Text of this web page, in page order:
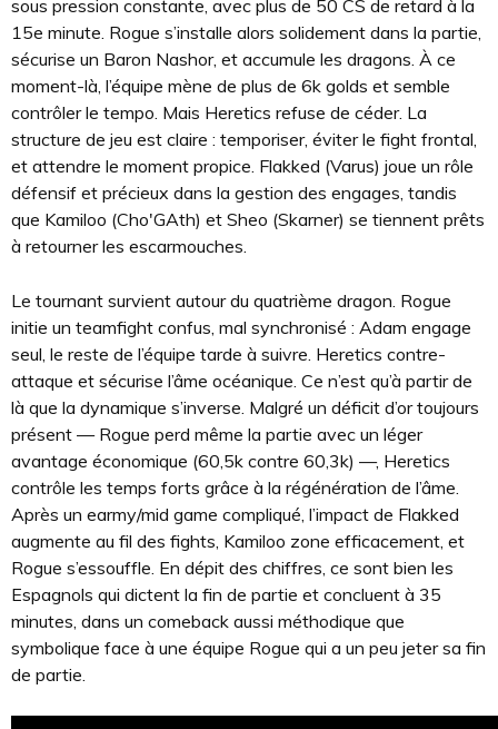
sous pression constante, avec plus de 50 CS de retard à la
15e minute. Rogue s’installe alors solidement dans la partie,
sécurise un Baron Nashor, et accumule les dragons. À ce
moment-là, l’équipe mène de plus de 6k golds et semble
contrôler le tempo. Mais Heretics refuse de céder. La
structure de jeu est claire : temporiser, éviter le fight frontal,
et attendre le moment propice. Flakked (Varus) joue un rôle
défensif et précieux dans la gestion des engages, tandis
que Kamiloo (Cho'GAth) et Sheo (Skarner) se tiennent prêts
à retourner les escarmouches.
Le tournant survient autour du quatrième dragon. Rogue
initie un teamfight confus, mal synchronisé : Adam engage
seul, le reste de l’équipe tarde à suivre. Heretics contre-
attaque et sécurise l’âme océanique. Ce n’est qu’à partir de
là que la dynamique s’inverse. Malgré un déficit d’or toujours
présent — Rogue perd même la partie avec un léger
avantage économique (60,5k contre 60,3k) —, Heretics
contrôle les temps forts grâce à la régénération de l’âme.
Après un earmy/mid game compliqué, l’impact de Flakked
augmente au fil des fights, Kamiloo zone efficacement, et
Rogue s’essouffle. En dépit des chiffres, ce sont bien les
Espagnols qui dictent la fin de partie et concluent à 35
minutes, dans un comeback aussi méthodique que
symbolique face à une équipe Rogue qui a un peu jeter sa fin
de partie.